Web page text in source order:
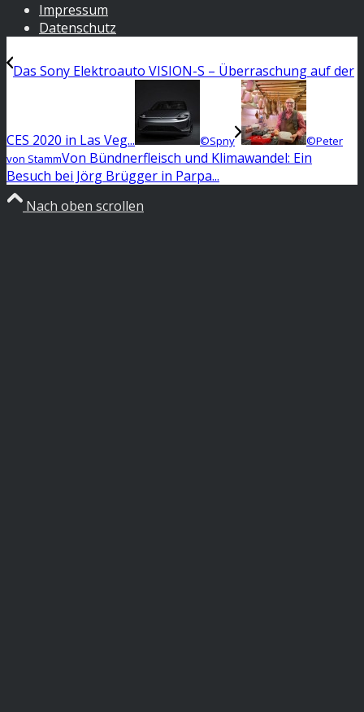
Impressum
Datenschutz
Das Sony Elektroauto VISION-S – Überraschung auf der
CES 2020 in Las Veg... ©Spny
©Peter
von StammVon Bündnerfleisch und Klimawandel: Ein
Besuch bei Jörg Brügger in Parpa...
Nach oben scrollen